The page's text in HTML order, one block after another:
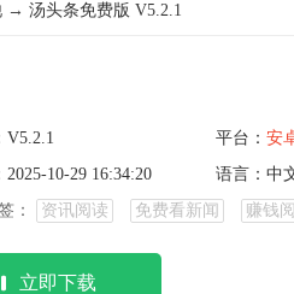
→ 汤头条免费版 V5.2.1
V5.2.1 平台： 安
2025-10-29 16:34:20
语言：中
：
资讯阅读 免费看新闻 赚钱
立即下载